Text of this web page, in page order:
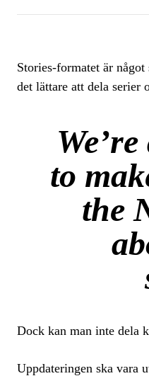
Stories-formatet är
det lättare att dela serier
to
the
Dock kan man inte dela
Uppdateringen ska vara